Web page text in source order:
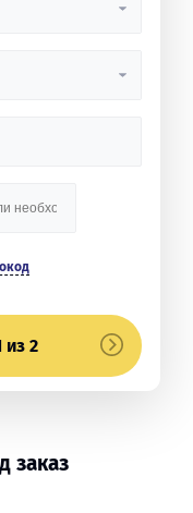
из 2
заказ